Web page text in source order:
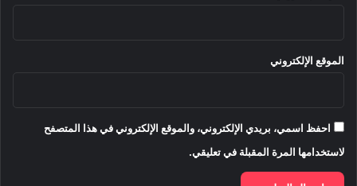
الموقع الإلكتروني
احفظ اسمي، بريدي الإلكتروني، والموقع الإلكتروني في هذا المتصفح
لاستخدامها المرة المقبلة في تعليقي.